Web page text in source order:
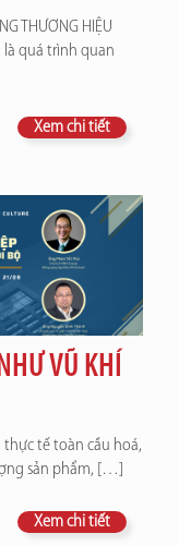
THƯƠNG HIỆU
là quá trình quan
Xem chi tiết
VŨ KHÍ
thực tế toàn cầu hoá,
sản phẩm, […]
Xem chi tiết